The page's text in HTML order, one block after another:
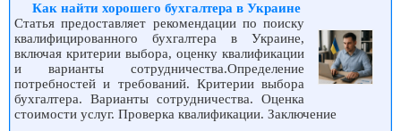
Как найти хорошего бухгалтера в Украине
Статья предоставляет рекомендации по поиску
квалифицированного бухгалтера в Украине,
включая критерии выбора, оценку квалификации
и варианты сотрудничества.Определение
потребностей и требований. Критерии выбора
бухгалтера. Варианты сотрудничества. Оценка
стоимости услуг. Проверка квалификации. Заключение